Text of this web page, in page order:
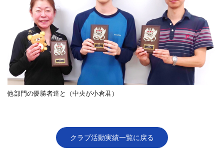
他部門の優勝者達と（中央が小倉君）
クラブ活動実績一覧に戻る